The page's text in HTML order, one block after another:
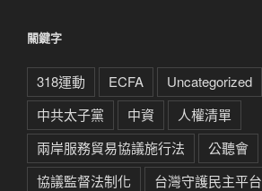
關鍵字
318運動 ECFA Uncategorized
中共太子黨
中資
人權清單
兩岸服務貿易協議施行法
公聽會
協議監督法制化
台灣守護民主平台